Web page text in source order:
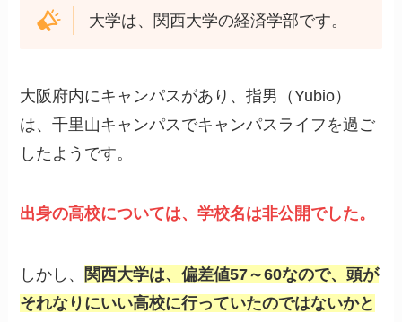
大学は、関西大学の経済学部です。
大阪府内にキャンパスがあり、指男（Yubio）
は、千里山キャンパスでキャンパスライフを過ご
したようです。
出身の高校については、学校名は非公開でした。
しかし、 関西大学は、偏差値57～60なので、頭が
それなりにいい高校に行っていたのではないかと